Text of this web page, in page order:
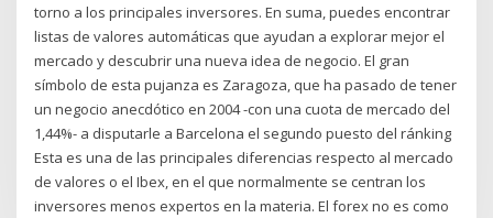
torno a los principales inversores. En suma, puedes encontrar
listas de valores automáticas que ayudan a explorar mejor el
mercado y descubrir una nueva idea de negocio. El gran
símbolo de esta pujanza es Zaragoza, que ha pasado de tener
un negocio anecdótico en 2004 -con una cuota de mercado del
1,44%- a disputarle a Barcelona el segundo puesto del ránking
Esta es una de las principales diferencias respecto al mercado
de valores o el Ibex, en el que normalmente se centran los
inversores menos expertos en la materia. El forex no es como